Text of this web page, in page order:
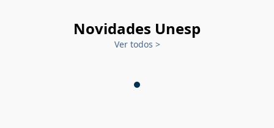
Novidades Unesp
Ver todos >